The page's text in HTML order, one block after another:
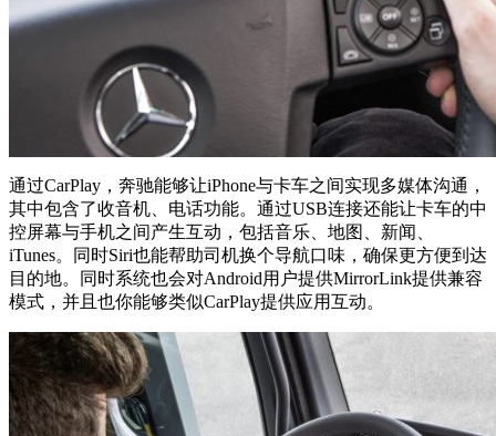
通过CarPlay，奔驰能够让iPhone与卡车之间实现多媒体沟通，
其中包含了收音机、电话功能。通过USB连接还能让卡车的中
控屏幕与手机之间产生互动，包括音乐、地图、新闻、
iTunes。同时Siri也能帮助司机换个导航口味，确保更方便到达
目的地。同时系统也会对Android用户提供MirrorLink提供兼容
模式，并且也你能够类似CarPlay提供应用互动。